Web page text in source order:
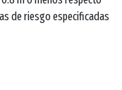
de riesgo especificadas